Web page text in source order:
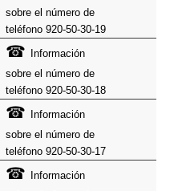
sobre el número de
teléfono 920-50-30-19
☎ Información
sobre el número de
teléfono 920-50-30-18
☎ Información
sobre el número de
teléfono 920-50-30-17
☎ Información